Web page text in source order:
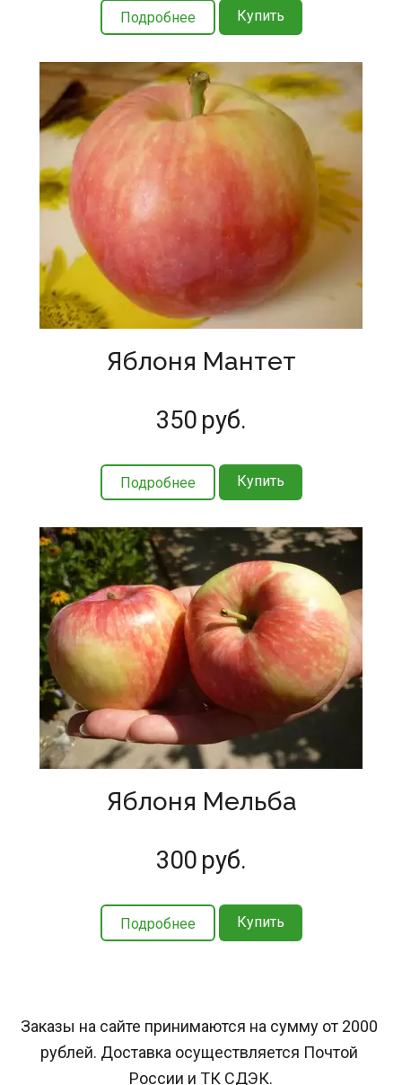
Подробнее Купить
Яблоня Мантет
350 руб.
Подробнее Купить
Яблоня Мельба
300 руб.
Подробнее Купить
Заказы на сайте принимаются на сумму от 2000
рублей. Доставка осуществляется Почтой
России и ТК СДЭК.